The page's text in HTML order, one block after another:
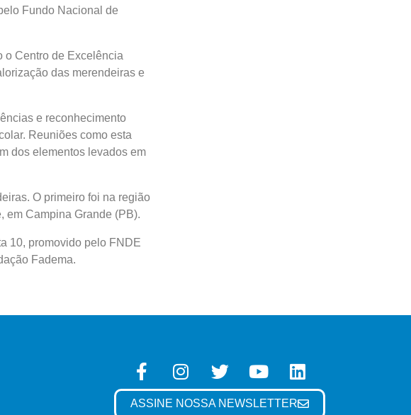
Fundo Nacional de
o Centro de Excelência
das merendeiras e
e reconhecimento
Reuniões como esta
dos elementos levados em
O primeiro foi na região
em Campina Grande (PB).
10, promovido pelo FNDE
Fadema.
ASSINE NOSSA NEWSLETTER